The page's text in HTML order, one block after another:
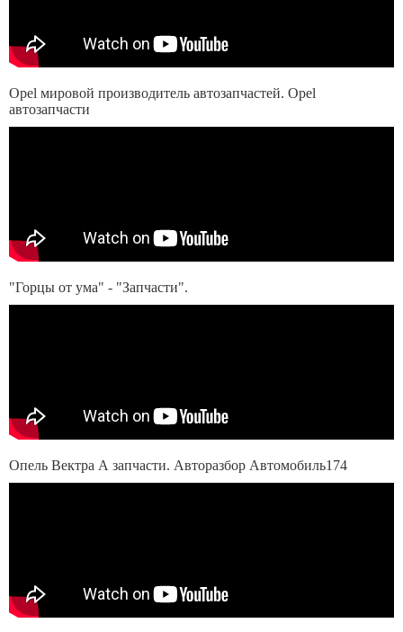
Opel мировой производитель автозапчастей. Opel
автозапчасти
"Горцы от ума" - "Запчасти".
Опель Вектра А запчасти. Авторазбор Автомобиль174